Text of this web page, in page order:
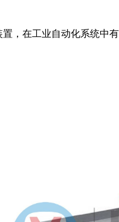
，在工业自动化系统中有